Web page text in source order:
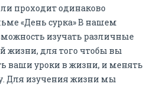
проходит одинаково
«День сурка» В нашем
изучать различные
жизни, для того чтобы вы
ваши уроки в жизни, и менять
Для изучения жизни мы